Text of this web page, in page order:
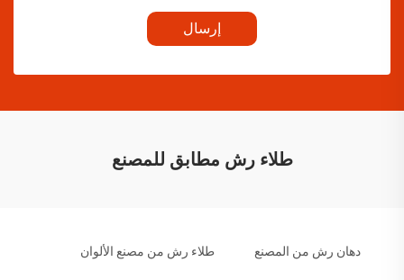
إرسال
طلاء رش مطابق للمصنع
دهان رش من المصنع طلاء رش من مصنع الألوان